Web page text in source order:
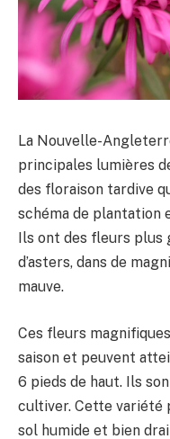
La Nouvelle-
principales lumières
des floraison tardive
schéma de plantation
Ils ont des fleurs plus
d’asters, dans de
mauve.
Ces fleurs
saison et peuvent
6 pieds de haut. Ils
cultiver. Cette variété
sol humide et bien